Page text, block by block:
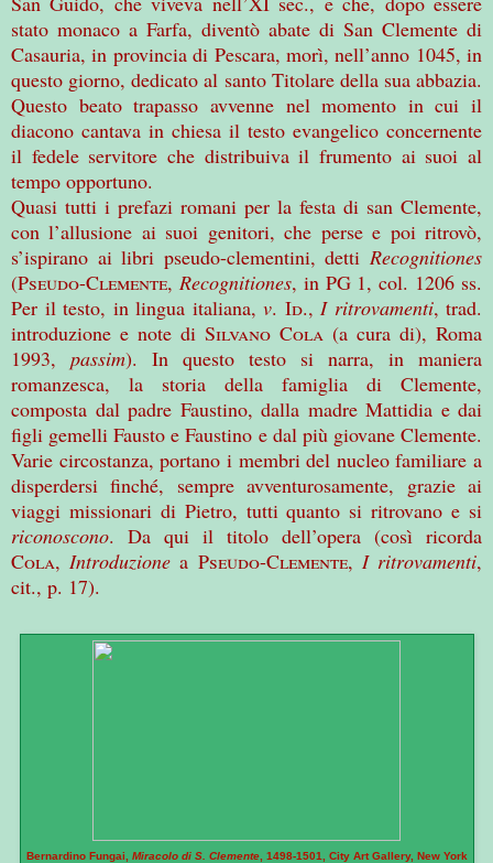
stato monaco a Farfa, diventò abate di San Clemente di
Casauria, in provincia di Pescara, morì, nell’anno 1045, in
questo giorno, dedicato al santo Titolare della sua abbazia.
Questo beato trapasso avvenne nel momento in cui il
diacono cantava in chiesa il testo evangelico concernente
il fedele servitore che distribuiva il frumento ai suoi al
tempo opportuno.
Quasi tutti i prefazi romani per la festa di san Clemente,
con l’allusione ai suoi genitori, che perse e poi ritrovò,
s’ispirano ai libri pseudo-clementini, detti Recognitiones
(Pseudo-Clemente, Recognitiones, in PG 1, col. 1206 ss.
Per il testo, in lingua italiana, v. Id., I ritrovamenti, trad.
introduzione e note di Silvano Cola (a cura di), Roma
1993, passim). In questo testo si narra, in maniera
romanzesca, la storia della famiglia di Clemente,
composta dal padre Faustino, dalla madre Mattidia e dai
figli gemelli Fausto e Faustino e dal più giovane Clemente.
Varie circostanza, portano i membri del nucleo familiare a
disperdersi finché, sempre avventurosamente, grazie ai
viaggi missionari di Pietro, tutti quanto si ritrovano e si
riconoscono. Da qui il titolo dell’opera (così ricorda
Cola, Introduzione a Pseudo-Clemente, I ritrovamenti,
cit., p. 17).
Bernardino Fungai, Miracolo di S. Clemente, 1498-1501, City Art Gallery, New York